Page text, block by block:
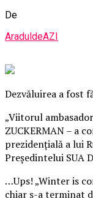
De
AraduldeAZI
Dezvăluirea a fost
„Viitorul
ZUCKERMAN – a
prezidenţială a lui
Preşedintelui SUA
…Ups! „Winter is
chiar s-a terminat